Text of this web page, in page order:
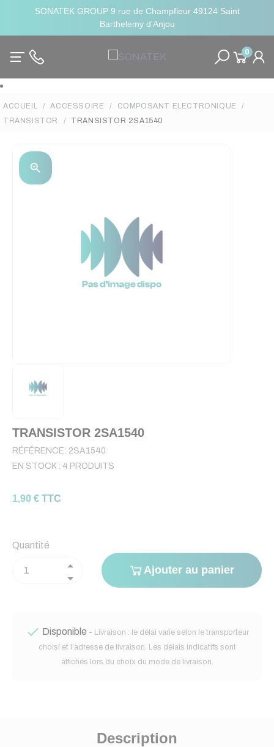
SONATEK GROUP 9 rue de Champfleur 49124 Saint
Barthelemy d'Anjou
0
ACCUEIL ACCESSOIRE
COMPOSANT ELECTRONIQUE
TRANSISTOR
TRANSISTOR 2SA1540
zoom_in
TRANSISTOR 2SA1540
RÉFÉRENCE: 2SA1540
EN STOCK : 4 PRODUITS
1,90 € TTC
Quantité
Ajouter au panier
 Disponible - Livraison : le délai varie selon le transporteur
choisi et l’adresse de livraison. Les délais indicatifs sont
affichés lors du choix du mode de livraison.
Description